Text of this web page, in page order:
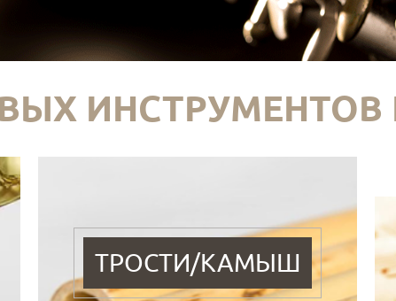
ИНСТРУМЕНТОВ
ТРОСТИ/КАМЫШ